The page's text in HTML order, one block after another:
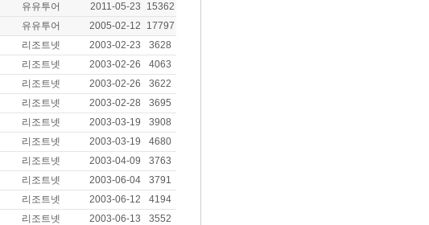
유유투어 2011-05-23
15362
유유투어 2005-02-12
17797
리조트넷 2003-02-23
3628
리조트넷 2003-02-26
4063
리조트넷 2003-02-26
3622
리조트넷 2003-02-28
3695
리조트넷 2003-03-19
3908
리조트넷 2003-03-19
4680
리조트넷 2003-04-09
3763
리조트넷 2003-06-04
3791
리조트넷 2003-06-12
4194
리조트넷 2003-06-13
3552